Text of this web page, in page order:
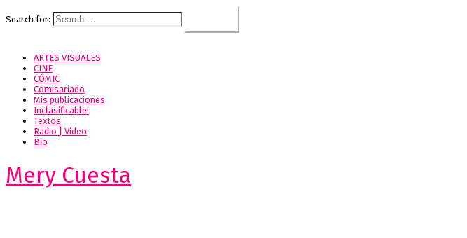
Search for:
ARTES VISUALES
CINE
CÓMIC
Comisariado
Mis publicaciones
Inclasificable!
Textos
Radio | Video
Bio
Mery Cuesta